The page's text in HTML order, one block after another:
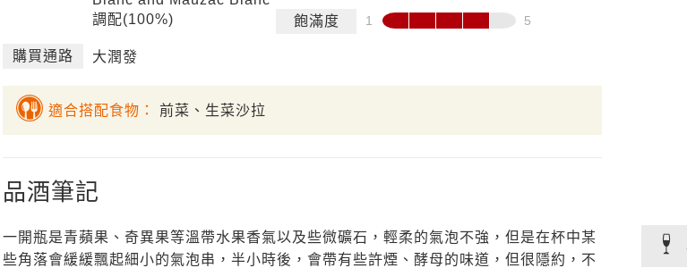
調配(100%)
購買通路 大潤發
飽滿度
適合搭配食物： 前菜、生菜沙拉
品酒筆記
一開瓶是青蘋果、奇異果等溫帶水果香氣以及些微礦石，輕柔的氣泡不強，但是在杯中某
些角落會緩緩飄起細小的氣泡串，半小時後，會帶有些許煙、酵母的味道，但很隱約，不